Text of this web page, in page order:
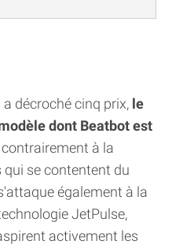
décroché cinq prix, le
dont Beatbot est
à la
se contentent du
également à la
JetPulse,
activement les